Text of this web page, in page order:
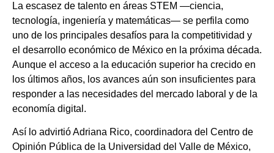
La escasez de talento en áreas STEM —ciencia,
tecnología, ingeniería y matemáticas— se perfila como
uno de los principales desafíos para la competitividad y
el desarrollo económico de México en la próxima década.
Aunque el acceso a la educación superior ha crecido en
los últimos años, los avances aún son insuficientes para
responder a las necesidades del mercado laboral y de la
economía digital.
Así lo advirtió Adriana Rico, coordinadora del Centro de
Opinión Pública de la Universidad del Valle de México,